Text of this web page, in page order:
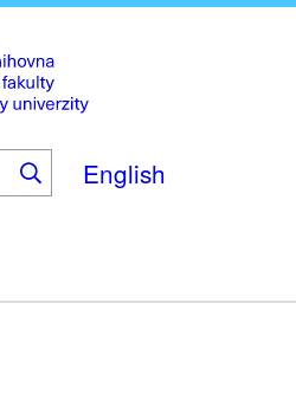
to
main
content
English
Digitalia